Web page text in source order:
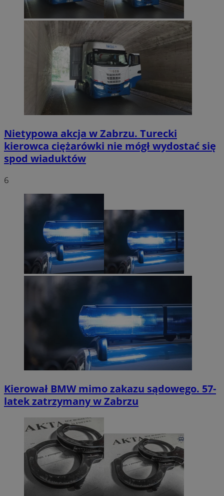
Nietypowa akcja w Zabrzu. Turecki
kierowca ciężarówki nie mógł wydostać się
spod wiaduktów
6
Kierował BMW mimo zakazu sądowego. 57-
latek zatrzymany w Zabrzu